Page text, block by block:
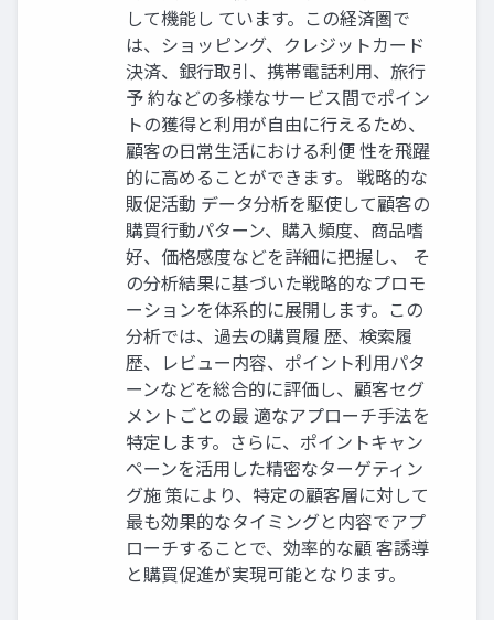
して機能し ています。この経済圏で
は、ショッピング、クレジットカード
決済、銀行取引、携帯電話利用、旅行
予 約などの多様なサービス間でポイン
トの獲得と利用が自由に行えるため、
顧客の日常生活における利便 性を飛躍
的に高めることができます。 戦略的な
販促活動 データ分析を駆使して顧客の
購買行動パターン、購入頻度、商品嗜
好、価格感度などを詳細に把握し、 そ
の分析結果に基づいた戦略的なプロモ
ーションを体系的に展開します。この
分析では、過去の購買履 歴、検索履
歴、レビュー内容、ポイント利用パタ
ーンなどを総合的に評価し、顧客セグ
メントごとの最 適なアプローチ手法を
特定します。さらに、ポイントキャン
ペーンを活用した精密なターゲティン
グ施 策により、特定の顧客層に対して
最も効果的なタイミングと内容でアプ
ローチすることで、効率的な顧 客誘導
と購買促進が実現可能となります。